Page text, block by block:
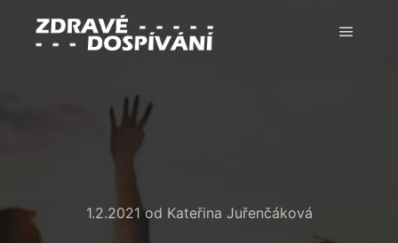
1.2.2021 od Kateřina Juřenčáková